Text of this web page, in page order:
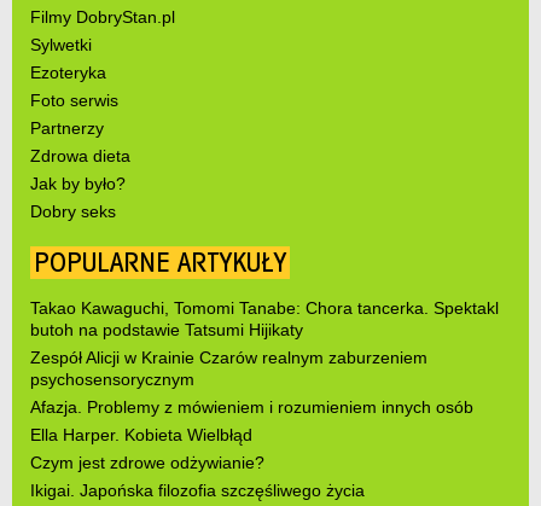
Filmy DobryStan.pl
Sylwetki
Ezoteryka
Foto serwis
Partnerzy
Zdrowa dieta
Jak by było?
Dobry seks
POPULARNE ARTYKUŁY
Takao Kawaguchi, Tomomi Tanabe: Chora tancerka. Spektakl
butoh na podstawie Tatsumi Hijikaty
Zespół Alicji w Krainie Czarów realnym zaburzeniem
psychosensorycznym
Afazja. Problemy z mówieniem i rozumieniem innych osób
Ella Harper. Kobieta Wielbłąd
Czym jest zdrowe odżywianie?
Ikigai. Japońska filozofia szczęśliwego życia